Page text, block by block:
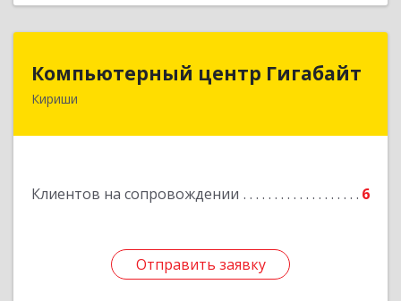
Компьютерный центр Гигабайт
Кириши
Клиентов на сопровождении 6
Отправить заявку
Компьютерный центр Гигабайт
Отправить заявку